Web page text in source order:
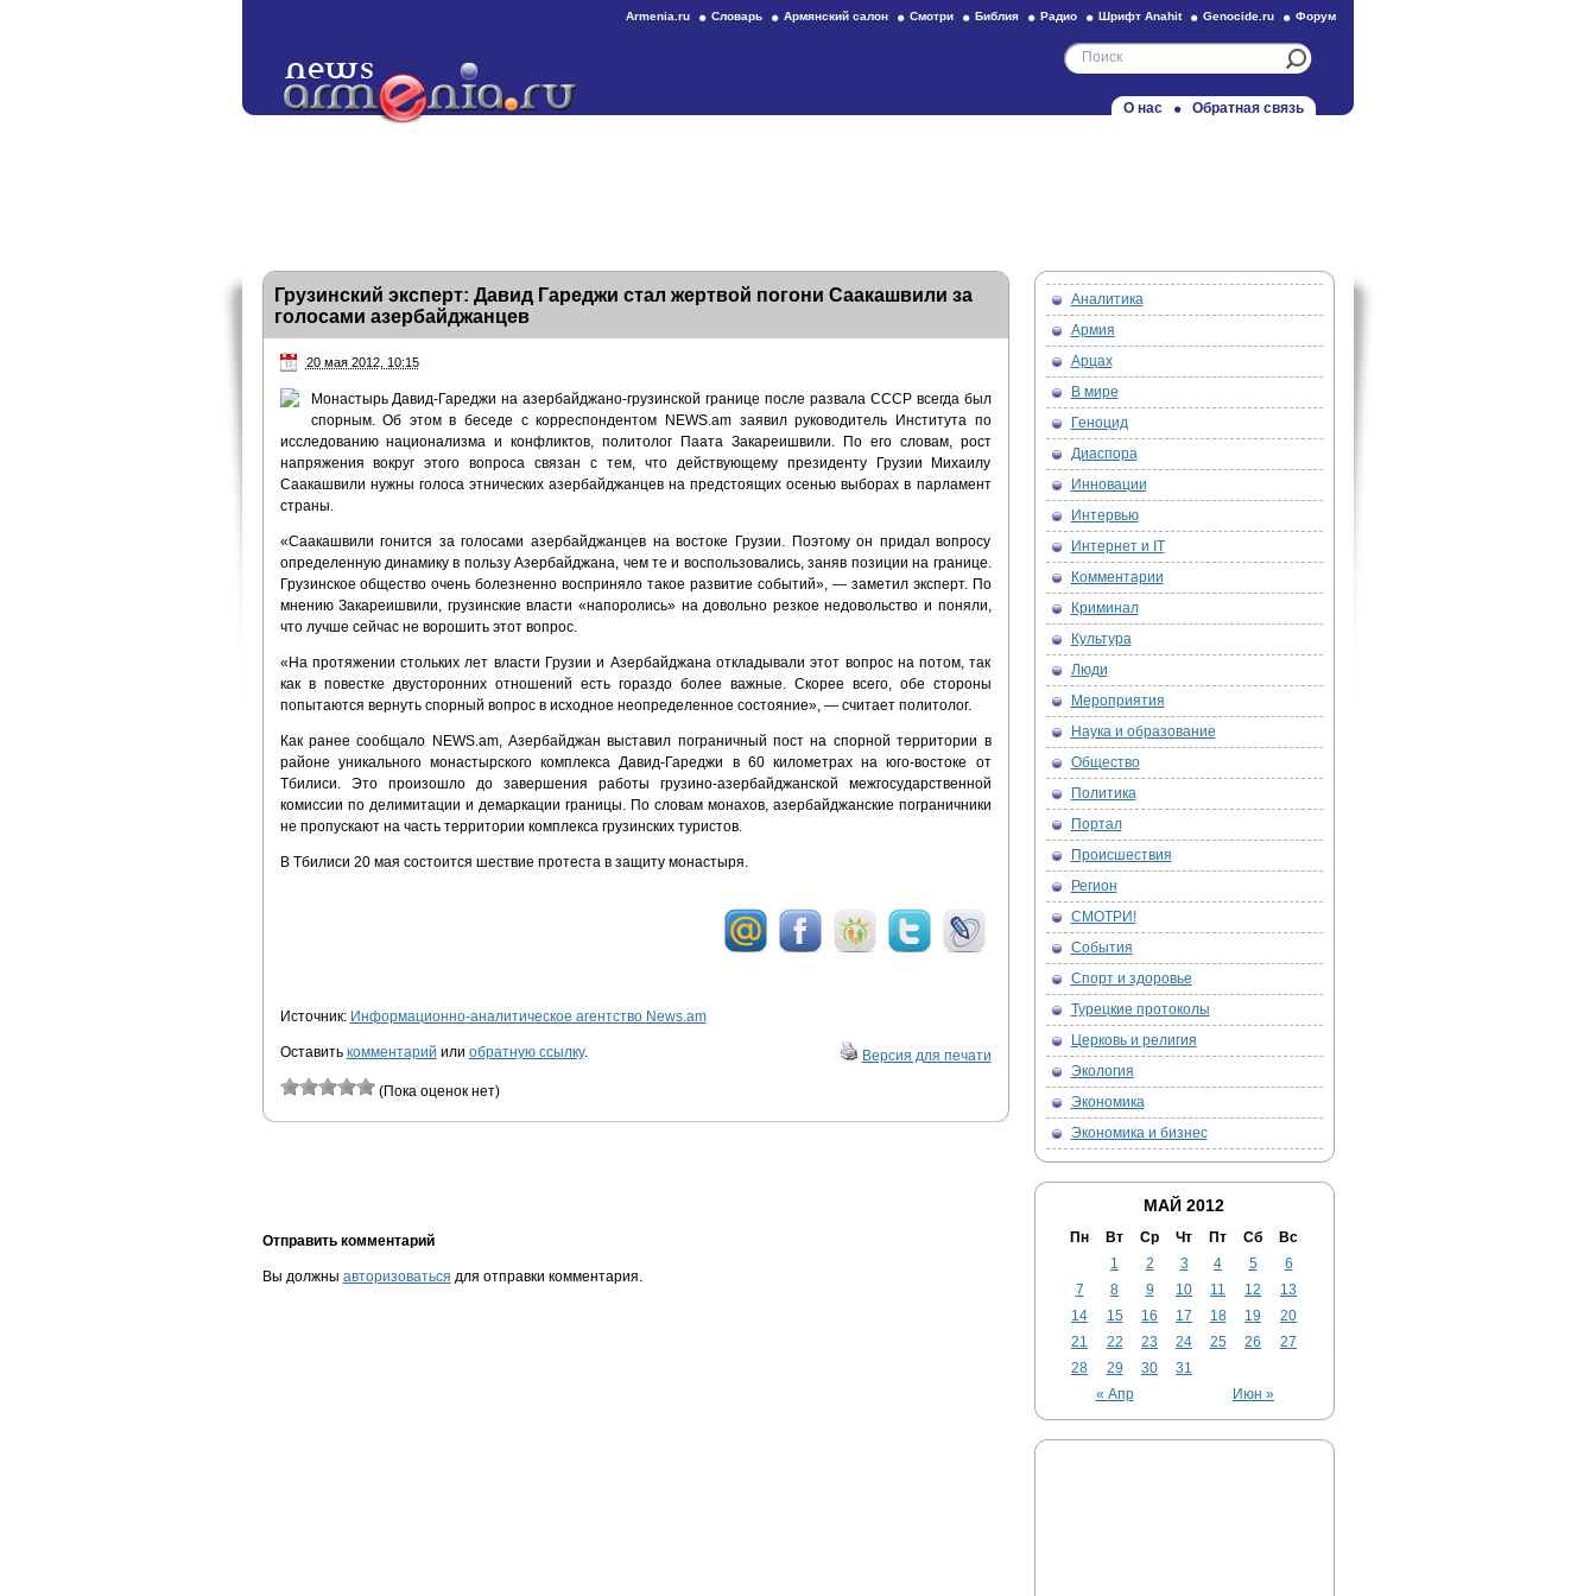
Armenia.ru Словарь Армянский салон Смотри Библия Радио Шрифт Anahit Genocide.ru Форум
О нас Обратная связь
Грузинский эксперт: Давид Гареджи стал жертвой погони Саакашвили за
голосами азербайджанцев
20 мая 2012, 10:15
Монастырь Давид-Гареджи на азербайджано-грузинской границе после развала СССР всегда был
спорным. Об этом в беседе с корреспондентом NEWS.am заявил руководитель Института по
исследованию национализма и конфликтов, политолог Паата Закареишвили. По его словам, рост
напряжения вокруг этого вопроса связан с тем, что действующему президенту Грузии Михаилу
Саакашвили нужны голоса этнических азербайджанцев на предстоящих осенью выборах в парламент
страны.
«Саакашвили гонится за голосами азербайджанцев на востоке Грузии. Поэтому он придал вопросу
определенную динамику в пользу Азербайджана, чем те и воспользовались, заняв позиции на границе.
Грузинское общество очень болезненно восприняло такое развитие событий», — заметил эксперт. По
мнению Закареишвили, грузинские власти «напоролись» на довольно резкое недовольство и поняли,
что лучше сейчас не ворошить этот вопрос.
«На протяжении стольких лет власти Грузии и Азербайджана откладывали этот вопрос на потом, так
как в повестке двусторонних отношений есть гораздо более важные. Скорее всего, обе стороны
попытаются вернуть спорный вопрос в исходное неопределенное состояние», — считает политолог.
Как ранее сообщало NEWS.am, Азербайджан выставил пограничный пост на спорной территории в
районе уникального монастырского комплекса Давид-Гареджи в 60 километрах на юго-востоке от
Тбилиси. Это произошло до завершения работы грузино-азербайджанской межгосударственной
комиссии по делимитации и демаркации границы. По словам монахов, азербайджанские пограничники
не пропускают на часть территории комплекса грузинских туристов.
В Тбилиси 20 мая состоится шествие протеста в защиту монастыря.
Источник: Информационно-аналитическое агентство News.am
Оставить комментарий или обратную ссылку. Версия для печати
(Пока оценок нет)
Отправить комментарий
Вы должны авторизоваться для отправки комментария.
Аналитика
Армия
Арцах
В мире
Геноцид
Диаспора
Инновации
Интервью
Интернет и IT
Комментарии
Криминал
Культура
Люди
Мероприятия
Наука и образование
Общество
Политика
Портал
Происшествия
Регион
СМОТРИ!
События
Спорт и здоровье
Турецкие протоколы
Церковь и религия
Экология
Экономика
Экономика и бизнес
МАЙ 2012
Пн Вт Ср Чт Пт Сб Вс
« Апр Июн »
1 2 3 4 5
6
7
8 9 10 11 12
13
14
15 16 17 18 19
20
21
22 23 24 25 26
27
28
29 30 31